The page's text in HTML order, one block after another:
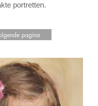
portretten.
pagina